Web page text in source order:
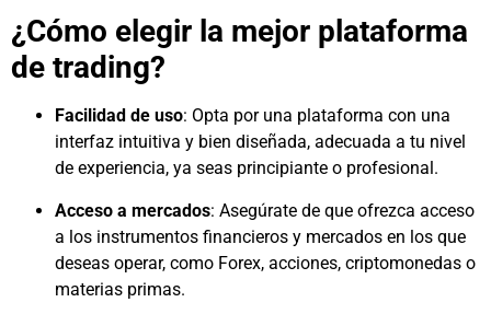
¿Cómo elegir la mejor plataforma
de trading?
Facilidad de uso: Opta por una plataforma con una
interfaz intuitiva y bien diseñada, adecuada a tu nivel
de experiencia, ya seas principiante o profesional.
Acceso a mercados: Asegúrate de que ofrezca acceso
a los instrumentos financieros y mercados en los que
deseas operar, como Forex, acciones, criptomonedas o
materias primas.